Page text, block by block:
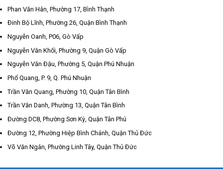
Phan Văn Hân, Phường 17, Bình Thạnh
Đinh Bộ Lĩnh, Phường 26, Quận Bình Thạnh
Nguyễn Oanh, P06, Gò Vấp
Nguyễn Văn Khối, Phường 9, Quận Gò Vấp
Nguyễn Văn Đậu, Phường 5, Quận Phú Nhuận
Phổ Quang, P. 9, Q. Phú Nhuận
Trần Văn Quang, Phường 10, Quận Tân Bình
Trần Văn Danh, Phường 13, Quận Tân Bình
Đường DC8, Phường Sơn Kỳ, Quận Tân Phú
Đường 12, Phường Hiệp Bình Chánh, Quận Thủ Đức
Võ Văn Ngân, Phường Linh Tây, Quận Thủ Đức